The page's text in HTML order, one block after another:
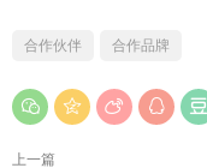
合作伙伴 合作品牌
上一篇